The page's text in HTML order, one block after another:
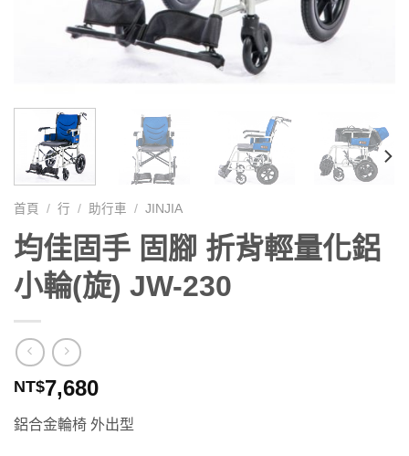
首頁 / 行 / 助行車 / JINJIA
均佳固手 固腳 折背輕量化鋁
小輪(旋) JW-230
NT$7,680
鋁合金輪椅 外出型